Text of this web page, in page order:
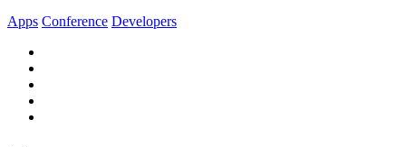
Apps Conference Developers